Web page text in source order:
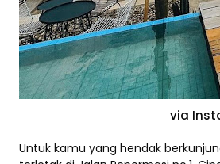
via
Untuk kamu yang hendak